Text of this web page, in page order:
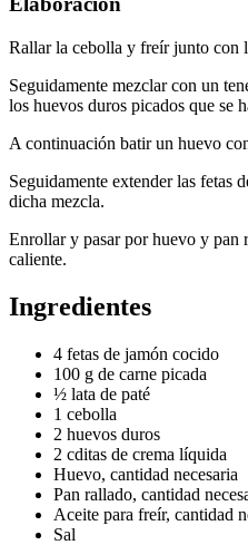
Rallar la cebolla y freír junto con
Seguidamente mezclar con un
los huevos duros picados que se
A continuación batir un huevo
Seguidamente extender las fetas
dicha mezcla.
Enrollar y pasar por huevo y pan
caliente.
Ingredientes
4 fetas de jamón cocido
100 g de carne picada
½ lata de paté
1 cebolla
2 huevos duros
2 cditas de crema líquida
Huevo, cantidad necesaria
Pan rallado, cantidad
Aceite para freír, cantidad
Sal